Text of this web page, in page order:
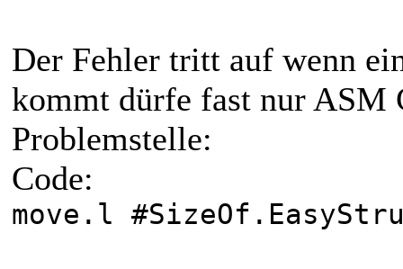
Der Fehler tritt auf wenn
kommt dürfe fast nur ASM
Problemstelle:
Code:
move.l